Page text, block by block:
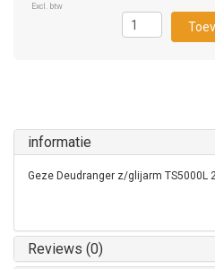
Excl. btw
informatie
Geze Deudranger z/glijarm TS5000L
Reviews (0)